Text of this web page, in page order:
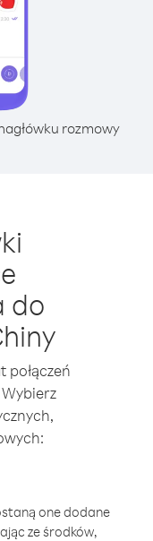
rozmowy
do
połączeń
one dodane
ze środków,